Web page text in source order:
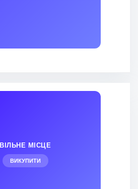
ВІЛЬНЕ МІСЦЕ
ВИКУПИТИ